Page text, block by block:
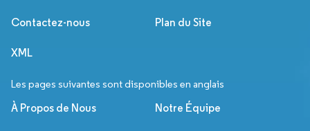
Contactez-nous Plan du Site
XML
Les pages suivantes sont disponibles en anglais
À Propos de Nous Notre Équipe